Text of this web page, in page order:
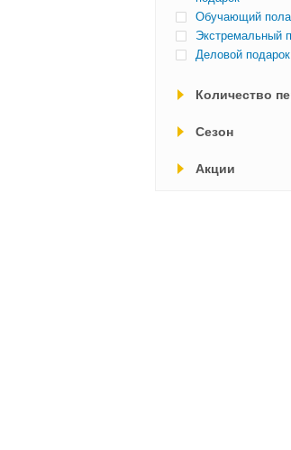
Обучающий
Экстремальный
Деловой подарок
Количество
Cезон
Акции